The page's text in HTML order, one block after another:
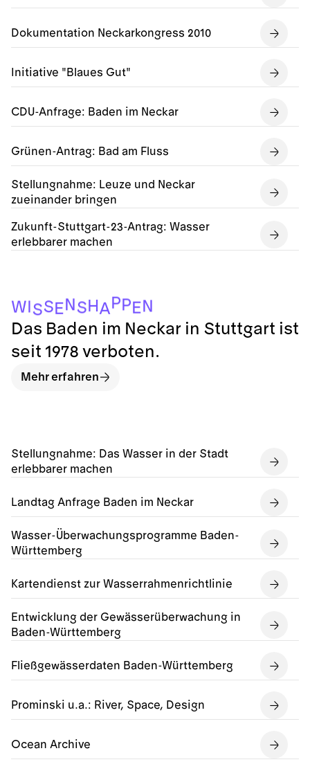
Dokumentation Neckarkongress 2010
Initiative "Blaues Gut"
CDU-Anfrage: Baden im Neckar
Grünen-Antrag: Bad am Fluss
Stellungnahme: Leuze und Neckar
zueinander bringen
Zukunft-Stuttgart-23-Antrag: Wasser
erlebbarer machen
Stellungnahme: Das Wasser in der Stadt
erlebbarer machen
Landtag Anfrage Baden im Neckar
Wasser-Überwachungsprogramme Baden-
Württemberg
Kartendienst zur Wasserrahmenrichtlinie
Entwicklung der Gewässerüberwachung in
Baden-Württemberg
Fließgewässerdaten Baden-Württemberg
Prominski u.a.: River, Space, Design
Ocean Archive
W SSENS H APPE N
Das Baden im Neckar in Stuttgart ist
seit 1978 verboten.
Mehr erfahren